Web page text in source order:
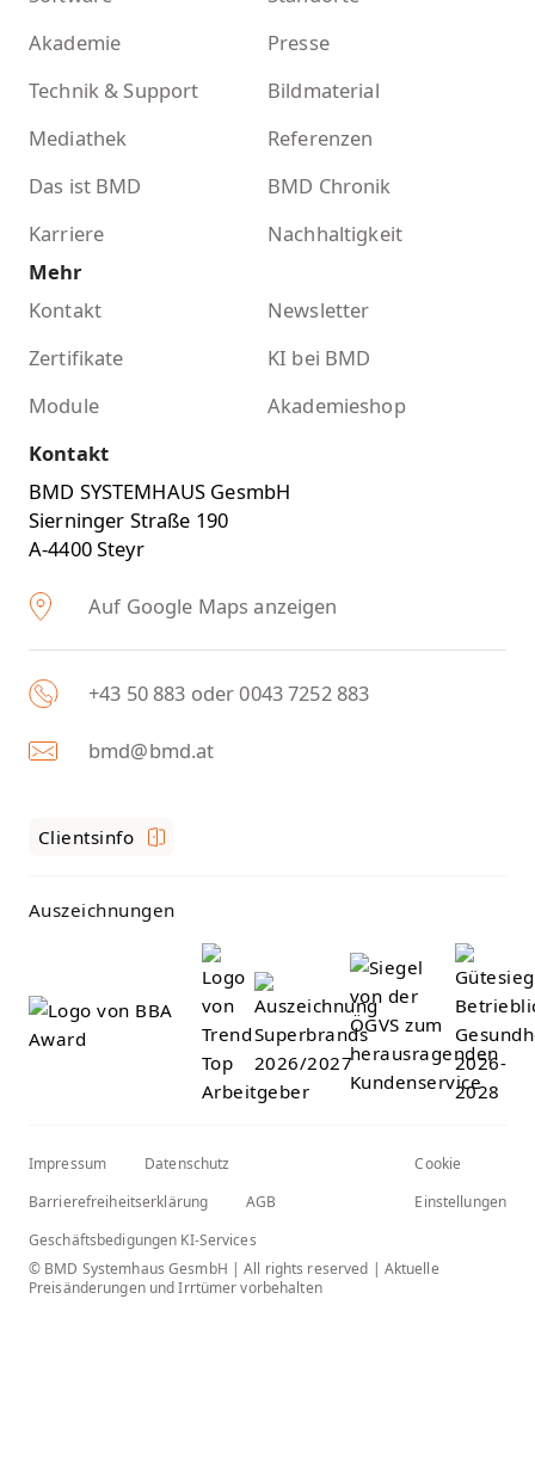
Akademie
Technik & Support
Mediathek
Das ist BMD
Karriere
Presse
Bildmaterial
Referenzen
BMD Chronik
Nachhaltigkeit
Mehr
Kontakt
Newsletter
Zertifikate
KI bei BMD
Module
Akademieshop
Kontakt
BMD SYSTEMHAUS GesmbH
Sierninger Straße 190
A-4400 Steyr
Auf Google Maps anzeigen
+43 50 883 oder 0043 7252 883
bmd@bmd.at
Clientsinfo
Auszeichnungen
Impressum
Datenschutz
Barrierefreiheitserklärung
AGB
Geschäftsbedigungen KI-Services
Cookie
Einstellungen
© BMD Systemhaus GesmbH | All rights reserved | Aktuelle
Preisänderungen und Irrtümer vorbehalten